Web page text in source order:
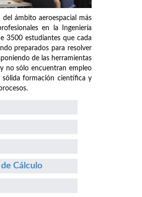
del ámbito aeroespacial más
en la Ingeniería
3500 estudiantes que cada
preparados para resolver
de las herramientas
no sólo encuentran empleo
sólida formación científica y
Cálculo